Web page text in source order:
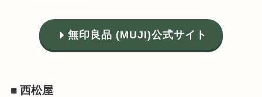
無印良品 (MUJI)公式サイト
■ 西松屋